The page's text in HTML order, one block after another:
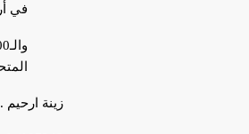
في
زينة